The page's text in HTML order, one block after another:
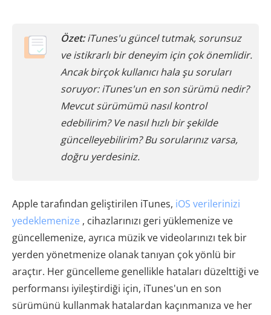
Özet:iTunes'u güncel tutmak, sorunsuz
ve istikrarlı bir deneyim için çok önemlidir.
Ancak birçok kullanıcı hala şu soruları
soruyor: iTunes'un en son sürümü nedir?
Mevcut sürümümü nasıl kontrol
edebilirim? Ve nasıl hızlı bir şekilde
güncelleyebilirim? Bu sorularınız varsa,
doğru yerdesiniz.
Apple tarafından geliştirilen iTunes, iOS verilerinizi
yedeklemenize , cihazlarınızı geri yüklemenize ve
güncellemenize, ayrıca müzik ve videolarınızı tek bir
yerden yönetmenize olanak tanıyan çok yönlü bir
araçtır. Her güncelleme genellikle hataları düzelttiği ve
performansı iyileştirdiği için, iTunes'un en son
sürümünü kullanmak hatalardan kaçınmanıza ve her